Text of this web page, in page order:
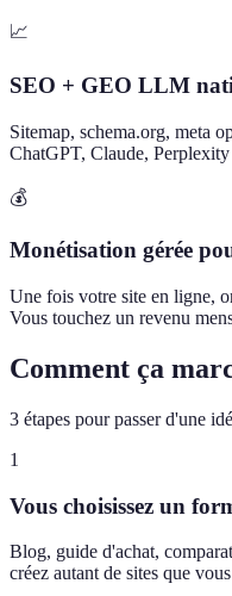
📈
SEO + GEO LLM
Sitemap, schema.org, meta
ChatGPT, Claude,
💰
Monétisation gérée
Une fois votre site en ligne,
Vous touchez un revenu
Comment ça
3 étapes pour passer d'une
1
Vous choisissez un
Blog, guide d'achat,
créez autant de sites que